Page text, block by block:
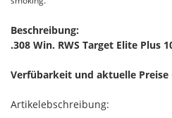
Beschreibung:
.308 Win. RWS Target Elite Plus
Verfübarkeit und aktuelle Preise
Artikelebschreibung: